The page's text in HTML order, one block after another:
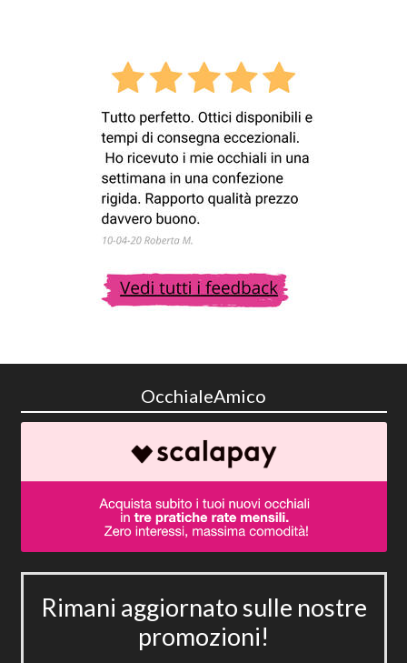
OcchialeAmico
Rimani aggiornato sulle nostre
promozioni!